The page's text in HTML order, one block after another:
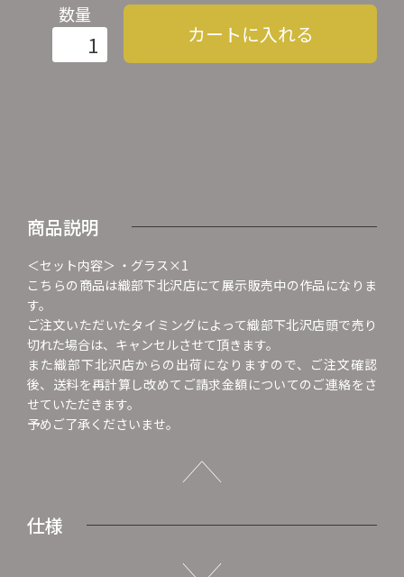
数量
カートに入れる
商品説明
＜セット内容＞ ・グラス×1
こちらの商品は織部下北沢店にて展示販売中の作品になりま
す。
ご注文いただいたタイミングによって織部下北沢店頭で売り
切れた場合は、キャンセルさせて頂きます。
また織部下北沢店からの出荷になりますので、ご注文確認
後、送料を再計算し改めてご請求金額についてのご連絡をさ
せていただきます。
予めご了承くださいませ。
仕様